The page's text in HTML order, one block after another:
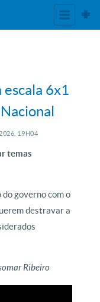
6x1
2026, 19H04
temas
governo com o
destravar a
Ribeiro